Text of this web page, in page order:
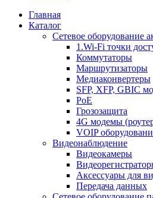
Главная
Каталог
Сетевое оборудование
1.Wi-Fi точки
Коммутаторы
Маршрутизаторы
Медиаконвертеры
SFP, XFP, GBIC
PoE
Грозозащита
4G модемы
VOIP
Видеонаблюдение
Видеокамеры
Аксессуары для
Передача данных